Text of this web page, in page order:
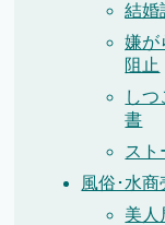
結婚
嫌が
阻止
し
書
スト
風俗･水
美人